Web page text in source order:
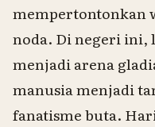
mempertontonkan
noda. Di negeri ini,
menjadi arena
manusia menjadi
fanatisme buta.